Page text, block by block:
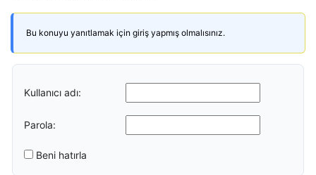
Bu konuyu yanıtlamak için giriş yapmış olmalısınız.
Kullanıcı adı:
Parola:
Beni hatırla